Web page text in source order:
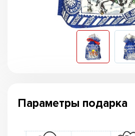
Параметры подарка